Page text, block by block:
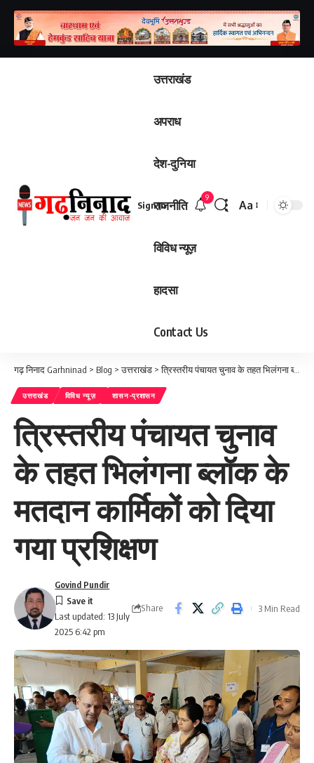
उत्तराखंड
अपराध
देश-दुनिया
राजनीति
विविध न्यूज़
हादसा
Contact Us
Sign In
9
Font
Aa
गढ़ निनाद Garhninad > Blog >उत्तराखंड >त्रिस्तरीय पंचायत चुनाव के तहत भिलंगना ब्लॉक के मतदान कार्मिकों को दिया गया प्रशिक्षण
उत्तराखंड विविध न्यूज़ शासन-प्रशासन
त्रिस्तरीय पंचायत चुनाव
के तहत भिलंगना ब्लॉक के
मतदान कार्मिकों को दिया
गया प्रशिक्षण
Last updated: 13 July
2025 6:42 pm
Govind Pundir
Share 3 Min Read